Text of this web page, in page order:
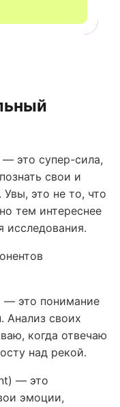
это супер-сила,
свои и
это не то, что
тем интереснее
исследования.
— это понимание
Анализ своих
когда отвечаю
над рекой.
— это
эмоции,